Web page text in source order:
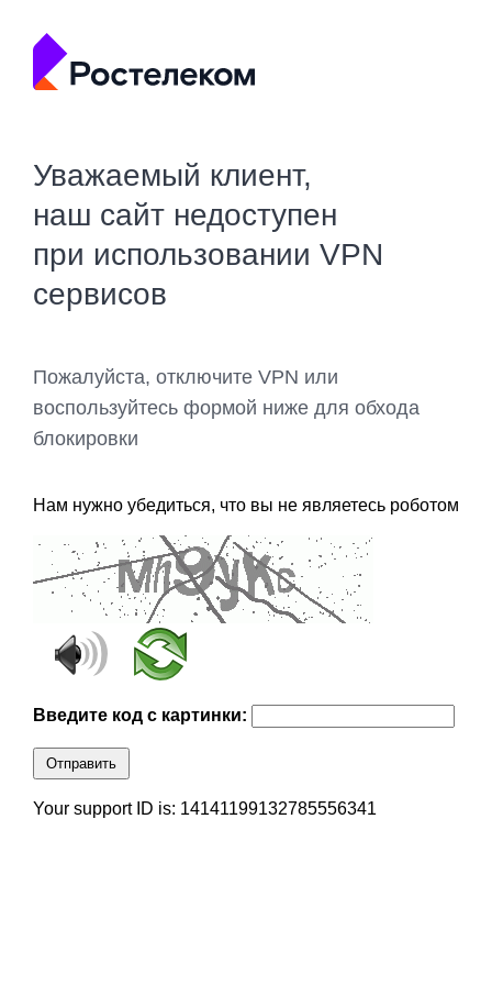
Уважаемый клиент,
наш сайт недоступен
при использовании VPN
сервисов
Пожалуйста, отключите VPN или
воспользуйтесь формой ниже для обхода
блокировки
Нам нужно убедиться, что вы не являетесь роботом
Введите код с картинки:
Отправить
Your support ID is: 14141199132785556341